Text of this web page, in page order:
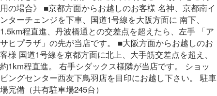
用の場合》 ■京都方面からお越しのお客様 名神、京都南イ
ンターチェンジを下車、国道1号線を大阪方面に 南下、
1.5km程直進、丹波橋通との交差点を超えたら、左手 「ア
サヒプラザ」の先が当店です。 ■大阪方面からお越しのお
客様 国道1号線を京都方面に北上、大手筋交差点を超え、
約1km程直進。 右手シダックス様隣が当店です。 ショッ
ピングセンター西友下鳥羽店を目印にお越し下さい。 駐車
場完備（共有駐車場245台）